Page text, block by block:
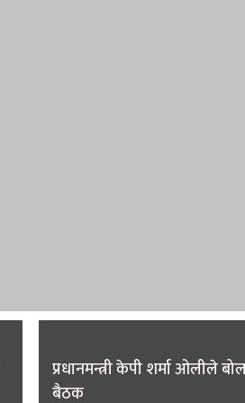
प्रधानमन्त्री केपी शर्मा ओलीले
बैठक